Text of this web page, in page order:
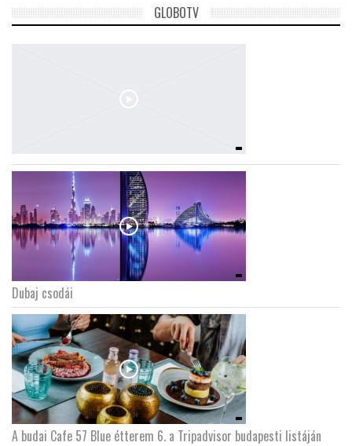
GLOBOTV
Dubaj csodái
A budai Cafe 57 Blue étterem 6. a Tripadvisor budapesti listáján